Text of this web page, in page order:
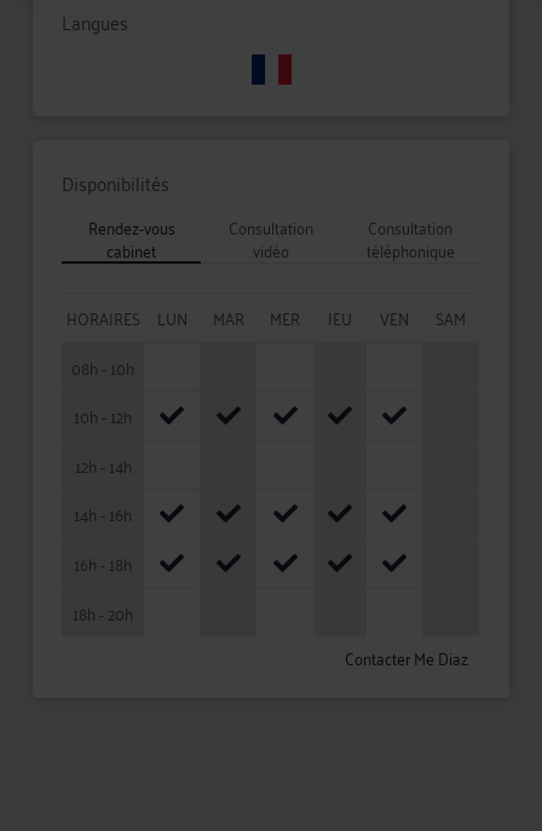
Langues
Disponibilités
Rendez-vous
cabinet
Consultation
vidéo
Consultation
téléphonique
HORAIRES LUN MAR MER JEU VEN
SAM
08h - 10h
10h - 12h
12h - 14h
14h - 16h
16h - 18h
18h - 20h
Contacter Me Diaz